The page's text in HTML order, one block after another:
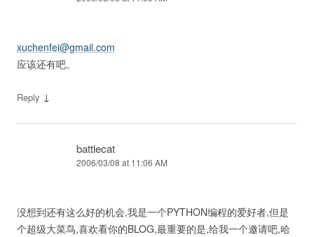
xuchenfei@gmail.com
应该还有吧。
Reply ↓
battlecat
2006/03/08 at 11:06 AM
没想到还有这么好的机会,我是一个PYTHON编程的爱好者,但是
个超级大菜鸟,喜欢看你的BLOG,最重要的是,给我一个邀请吧,哈